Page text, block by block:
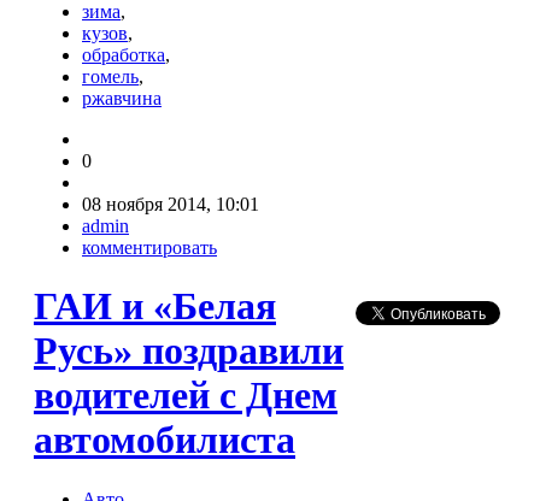
зима,
кузов,
обработка,
гомель,
ржавчина
0
08 ноября 2014, 10:01
admin
комментировать
ГАИ и «Белая
Русь» поздравили
водителей с Днем
автомобилиста